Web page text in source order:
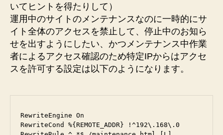
いてヒントを得たりして）
運用中のサイトのメンテナンスなのに一時的にサ
イト全体のアクセスを禁止して、停止中のお知ら
せを出すようにしたい、かつメンテナンス中作業
者によるアクセス確認のため特定IPからはアクセ
スを許可する設定は以下のようになります。
RewriteEngine On
RewriteCond %{REMOTE_ADDR} !^192\.168\.0